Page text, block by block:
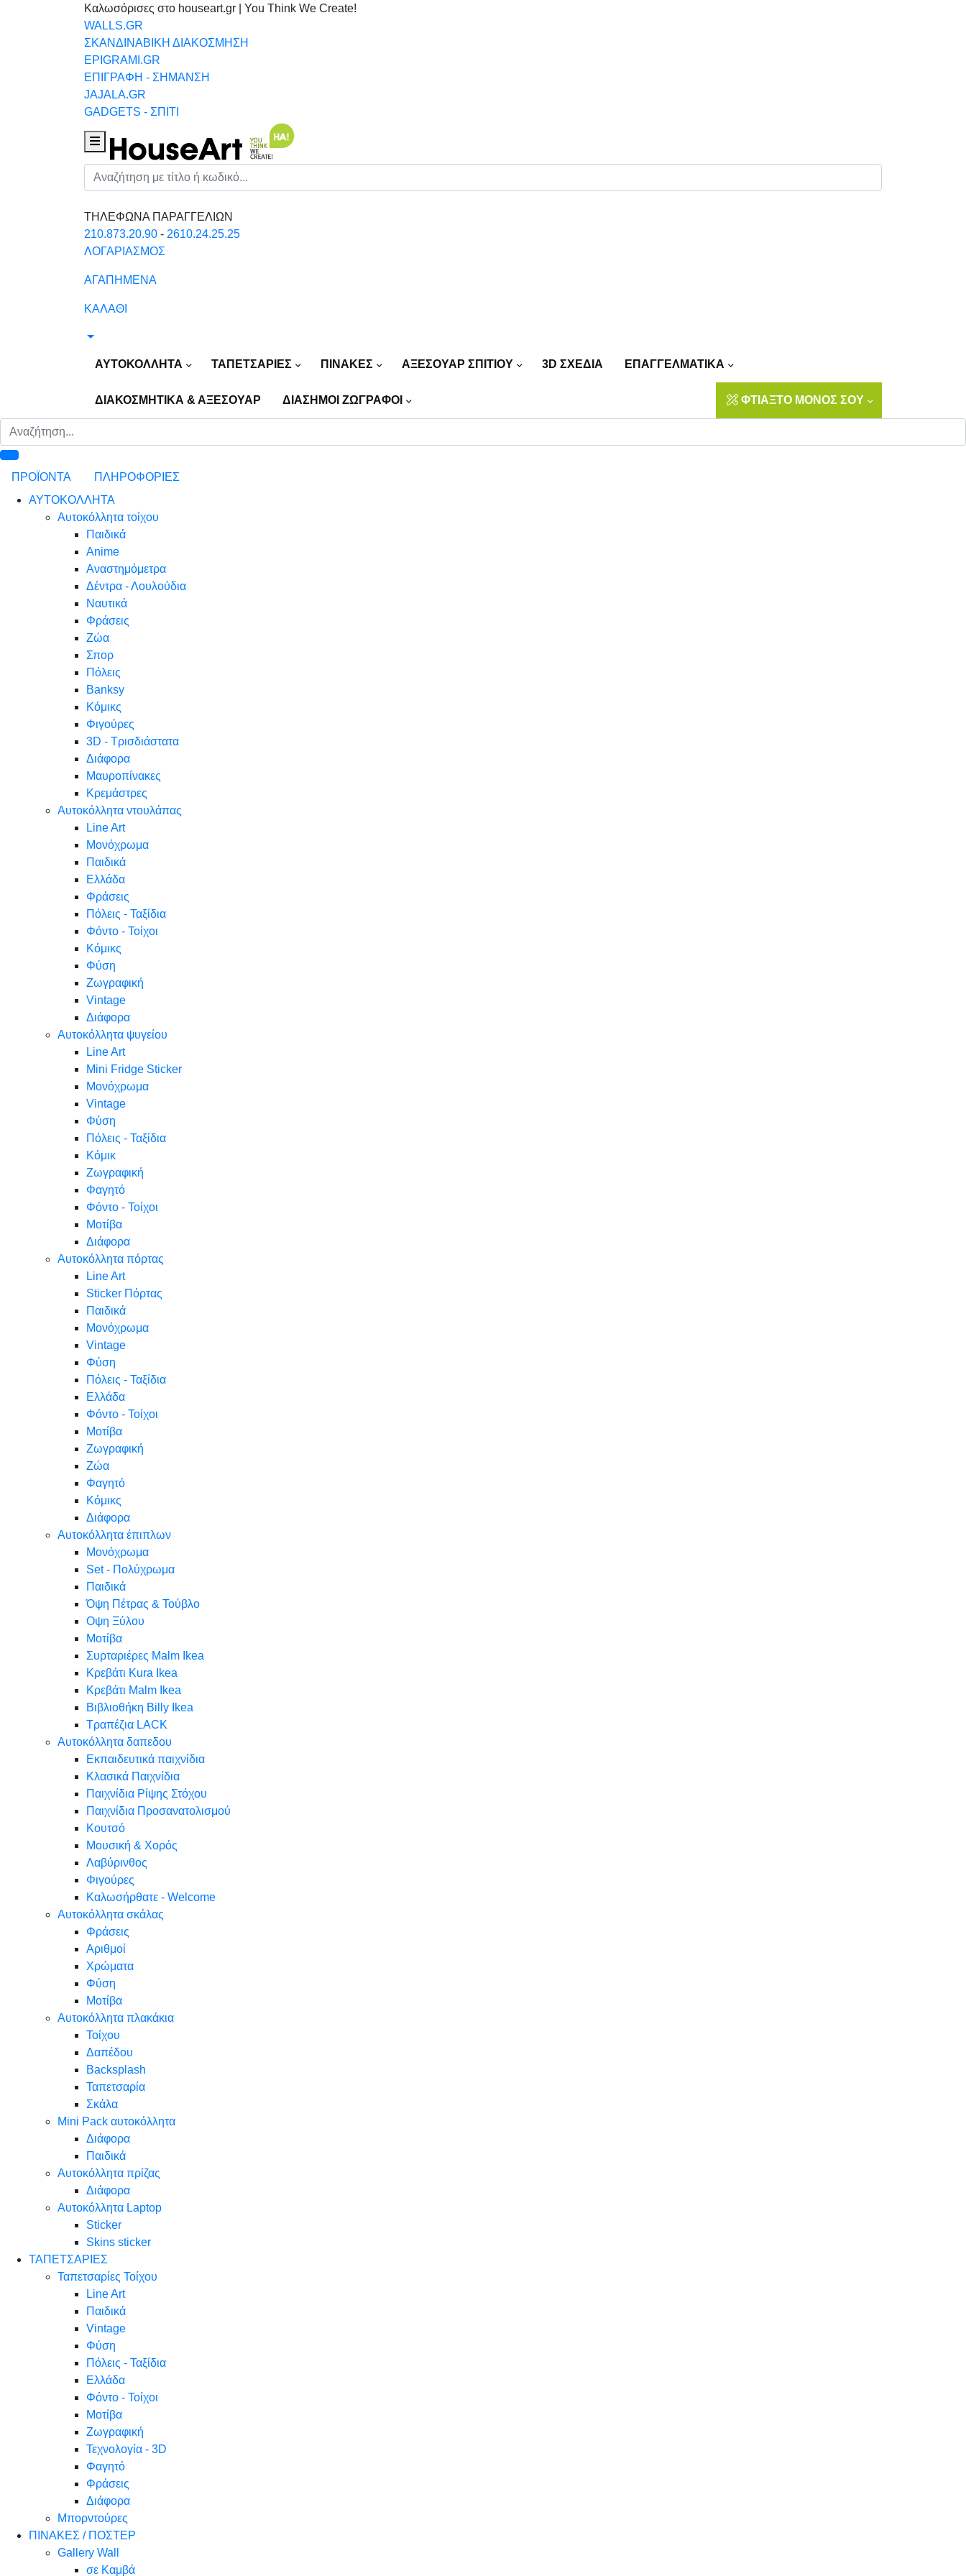
Καλωσόρισες στο houseart.gr | You Think We Create!
WALLS.GR
ΣΚΑΝΔΙΝΑΒΙΚΗ ΔΙΑΚΟΣΜΗΣΗ
EPIGRAMI.GR
ΕΠΙΓΡΑΦΗ - ΣΗΜΑΝΣΗ
JAJALA.GR
GADGETS - ΣΠΙΤΙ
Houseart Menu
Αναζήτηση
ΤΗΛΕΦΩΝΑ ΠΑΡΑΓΓΕΛΙΩΝ
210.873.20.90 - 2610.24.25.25
ΛΟΓΑΡΙΑΣΜΟΣ
ΑΓΑΠΗΜΕΝΑ
ΚΑΛΑΘΙ
ΑΥΤΟΚΟΛΛΗΤΑ ΤΑΠΕΤΣΑΡΙΕΣ ΠΙΝΑΚΕΣ ΑΞΕΣΟΥΑΡ ΣΠΙΤΙΟΥ 3D ΣΧΕΔΙΑ ΕΠΑΓΓΕΛΜΑΤΙΚΑ
ΔΙΑΚΟΣΜΗΤΙΚΑ & ΑΞΕΣΟΥΑΡ ΔΙΑΣΗΜΟΙ ΖΩΓΡΑΦΟΙ ΦΤΙΑΞΤΟ ΜΟΝΟΣ ΣΟΥ
ΠΡΟΪΟΝΤΑ
ΠΛΗΡΟΦΟΡΙΕΣ
ΑΥΤΟΚΟΛΛΗΤΑ
Αυτοκόλλητα τοίχου
Παιδικά
Anime
Αναστημόμετρα
Δέντρα - Λουλούδια
Ναυτικά
Φράσεις
Ζώα
Σπορ
Πόλεις
Banksy
Κόμικς
Φιγούρες
3D - Τρισδιάστατα
Διάφορα
Μαυροπίνακες
Κρεμάστρες
Αυτοκόλλητα ντουλάπας
Line Art
Μονόχρωμα
Παιδικά
Ελλάδα
Φράσεις
Πόλεις - Ταξίδια
Φόντο - Τοίχοι
Κόμικς
Φύση
Ζωγραφική
Vintage
Διάφορα
Αυτοκόλλητα ψυγείου
Line Art
Mini Fridge Sticker
Μονόχρωμα
Vintage
Φύση
Πόλεις - Ταξίδια
Κόμικ
Ζωγραφική
Φαγητό
Φόντο - Τοίχοι
Μοτίβα
Διάφορα
Αυτοκόλλητα πόρτας
Line Art
Sticker Πόρτας
Παιδικά
Μονόχρωμα
Vintage
Φύση
Πόλεις - Ταξίδια
Ελλάδα
Φόντο - Τοίχοι
Μοτίβα
Ζωγραφική
Ζώα
Φαγητό
Κόμικς
Διάφορα
Αυτοκόλλητα έπιπλων
Μονόχρωμα
Set - Πολύχρωμα
Παιδικά
Όψη Πέτρας & Τούβλο
Oψη Ξύλου
Μοτίβα
Συρταριέρες Malm Ikea
Κρεβάτι Kura Ikea
Κρεβάτι Malm Ikea
Βιβλιοθήκη Billy Ikea
Τραπέζια LACK
Αυτοκόλλητα δαπεδου
Εκπαιδευτικά παιχνίδια
Κλασικά Παιχνίδια
Παιχνίδια Ρίψης Στόχου
Παιχνίδια Προσανατολισμού
Κουτσό
Μουσική & Χορός
Λαβύρινθος
Φιγούρες
Καλωσήρθατε - Welcome
Αυτοκόλλητα σκάλας
Φράσεις
Αριθμοί
Χρώματα
Φύση
Μοτίβα
Αυτοκόλλητα πλακάκια
Τοίχου
Δαπέδου
Backsplash
Ταπετσαρία
Σκάλα
Mini Pack αυτοκόλλητα
Διάφορα
Παιδικά
Αυτοκόλλητα πρίζας
Διάφορα
Αυτοκόλλητα Laptop
Sticker
Skins sticker
ΤΑΠΕΤΣΑΡΙΕΣ
Ταπετσαρίες Τοίχου
Line Art
Παιδικά
Vintage
Φύση
Πόλεις - Ταξίδια
Ελλάδα
Φόντο - Τοίχοι
Μοτίβα
Ζωγραφική
Τεχνολογία - 3D
Φαγητό
Φράσεις
Διάφορα
Μπορντούρες
ΠΙΝΑΚΕΣ / ΠΟΣΤΕΡ
Gallery Wall
σε Καμβά